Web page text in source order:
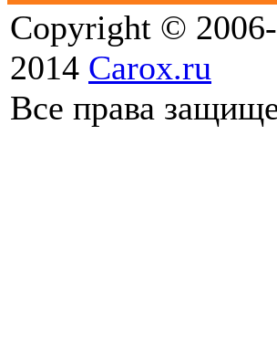
Copyright © 2006-
2014 Carox.ru
Все права